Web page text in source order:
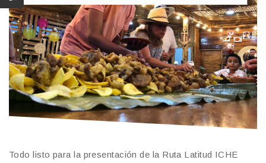
Todo listo para la presentación de la Ruta Latitud ICHE